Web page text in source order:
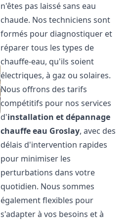
n'êtes pas laissé sans eau
chaude. Nos techniciens sont
formés pour diagnostiquer et
réparer tous les types de
chauffe-eau, qu'ils soient
électriques, à gaz ou solaires.
Nous offrons des tarifs
compétitifs pour nos services
d'installation et dépannage
chauffe eau Groslay, avec des
délais d'intervention rapides
pour minimiser les
perturbations dans votre
quotidien. Nous sommes
également flexibles pour
s'adapter à vos besoins et à